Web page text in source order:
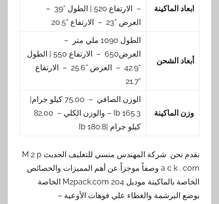
ابعاد الماكينة
– الارتفاع 520 | الطول “39 –
العرض “23 – الارتفاع “20.5
أبعاد الشحن
الطول 1090 ملي متر –
العرض650 – الارتفاع 550 | الطول
“42.9 – العرض “25.6 – الارتفاع
“21.7
وزن الماكينة
الوزن الصافي – 75.00 كيلو جرام|
165.3 Ib – والوزن الكلي – 82.00
كيلو جرام |180.8 Ib
نقدم نحن شركة المهندس منسي للتغليف الحديث M 2 p
a c k . com وصفاً موجزاً عن أهم المميزات والخصائص
الخاصة بالماكينة موديل 204 M2pack.com الخاصة
بوضع البرشمة والغطاء علي فوهات الأوعية –